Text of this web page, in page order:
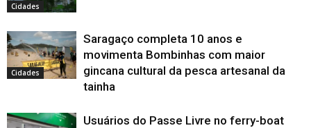
Cidades
Cidades
Saragaço completa 10 anos e
movimenta Bombinhas com maior
gincana cultural da pesca artesanal da
tainha
Usuários do Passe Livre no ferry-boat